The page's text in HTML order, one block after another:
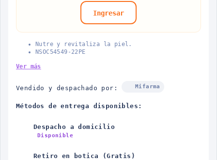
Ingresar
Nutre y revitaliza la piel.
NSOC54549-22PE
Ver más
Vendido y despachado por: Mifarma
Métodos de entrega disponibles:
Despacho a domicilio
Disponible
Retiro en botica (Gratis)